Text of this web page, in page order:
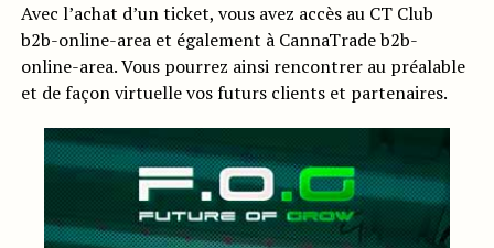
Avec l’achat d’un ticket, vous avez accès au CT Club
b2b-online-area et également à CannaTrade b2b-
online-area. Vous pourrez ainsi rencontrer au préalable
et de façon virtuelle vos futurs clients et partenaires.